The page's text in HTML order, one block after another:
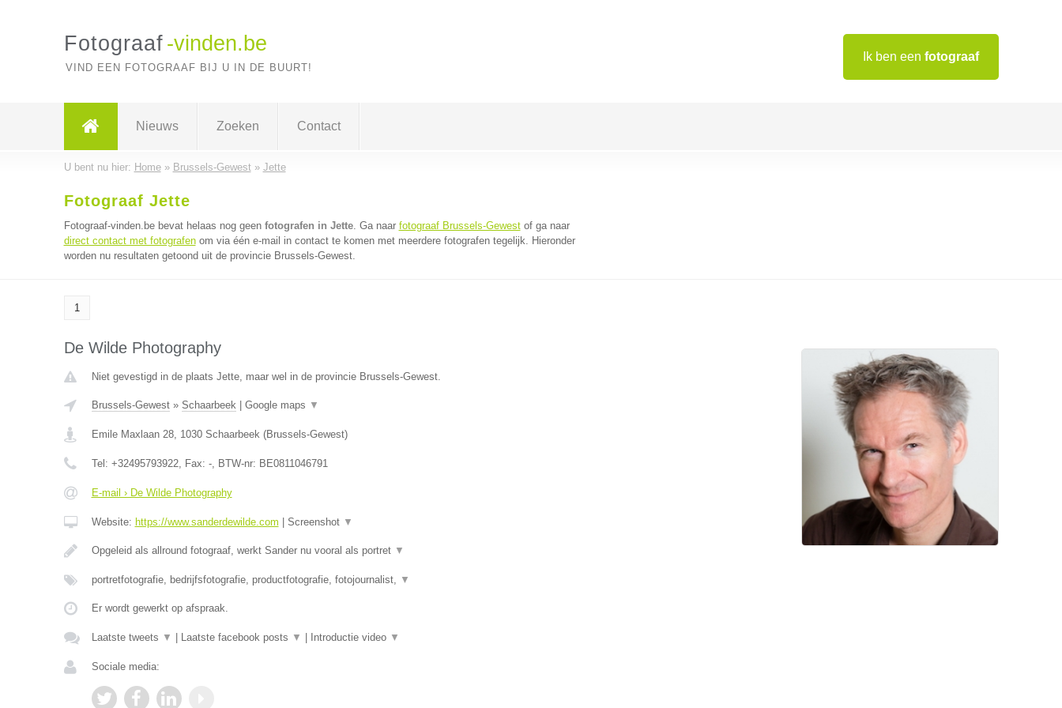
Ik ben een fotograaf
Fotograaf -vinden.be
VIND EEN FOTOGRAAF BIJ U IN DE BUURT!
Nieuws Zoeken Contact
U bent nu hier: Home» Brussels-Gewest» Jette
Fotograaf Jette
Fotograaf-vinden.be bevat helaas nog geen fotografen in Jette. Ga naar fotograaf Brussels-Gewestof ga naar
direct contact met fotografenom via één e-mail in contact te komen met meerdere fotografen tegelijk. Hieronder
worden nu resultaten getoond uit de provincie Brussels-Gewest.
1
De Wilde Photography
Niet gevestigd in de plaats Jette, maar wel in de provincie Brussels-Gewest.
Brussels-Gewest» Schaarbeek| Google maps ▼
Emile Maxlaan 28, 1030 Schaarbeek(Brussels-Gewest)
Tel: +32495793922, Fax: -, BTW-nr: BE0811046791
E-mail › De Wilde Photography
Website: https://www.sanderdewilde.com Screenshot ▼
Opgeleid als allround fotograaf, werkt Sander nu vooral als portret ▼
portretfotografie, bedrijfsfotografie, productfotografie, fotojournalist, ▼
Er wordt gewerkt op afspraak.
Laatste tweets ▼ Laatste facebook posts ▼ Introductie video ▼
Sociale media: